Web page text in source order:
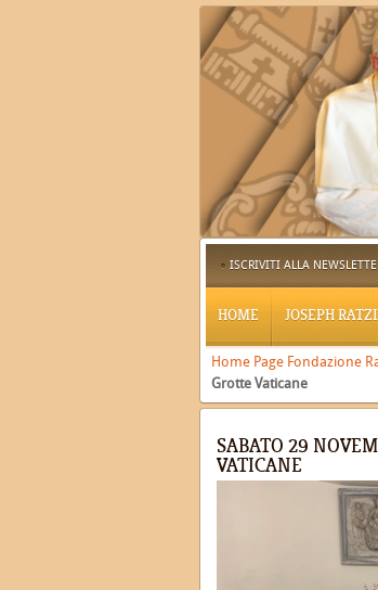
ISCRIVITI ALLA
HOME JOSEPH
Home Page Fondazione
Grotte Vaticane
SABATO 29
VATICANE